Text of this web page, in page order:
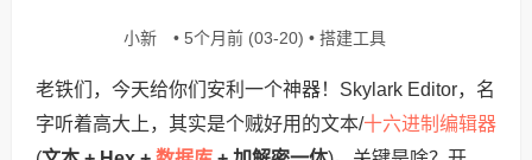
小新 • 5个月前 (03-20) • 搭建工具
老铁们，今天给你们安利一个神器！Skylark Editor，名
字听着高大上，其实是个贼好用的文本/十六进制编辑器